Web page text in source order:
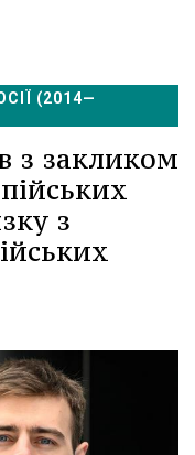
(2014—
з закликом
з